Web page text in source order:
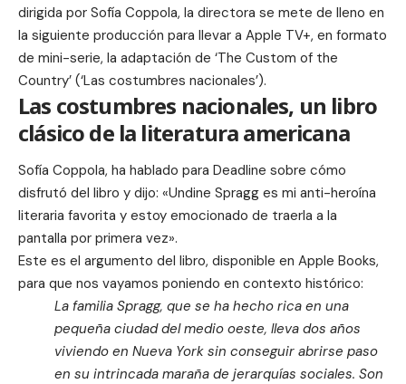
dirigida por Sofía Coppola, la directora se mete de lleno en
la siguiente producción para llevar a Apple TV+, en formato
de mini-serie, la adaptación de ‘The Custom of the
Country’ (‘Las costumbres nacionales’).
Las costumbres nacionales, un libro
clásico de la literatura americana
Sofía Coppola, ha hablado para Deadline sobre cómo
disfrutó del libro y dijo: «Undine Spragg es mi anti-heroína
literaria favorita y estoy emocionado de traerla a la
pantalla por primera vez».
Este es el argumento del libro, disponible en Apple Books,
para que nos vayamos poniendo en contexto histórico:
La familia Spragg, que se ha hecho rica en una
pequeña ciudad del medio oeste, lleva dos años
viviendo en Nueva York sin conseguir abrirse paso
en su intrincada maraña de jerarquías sociales. Son